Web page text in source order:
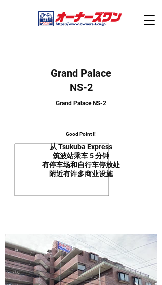
Grand Palace
NS-2
Grand Palace NS-2
Good Point !!
从 Tsukuba Express
筑波站乘车 5 分钟
有停车场和自行车停放处
附近有许多商业设施